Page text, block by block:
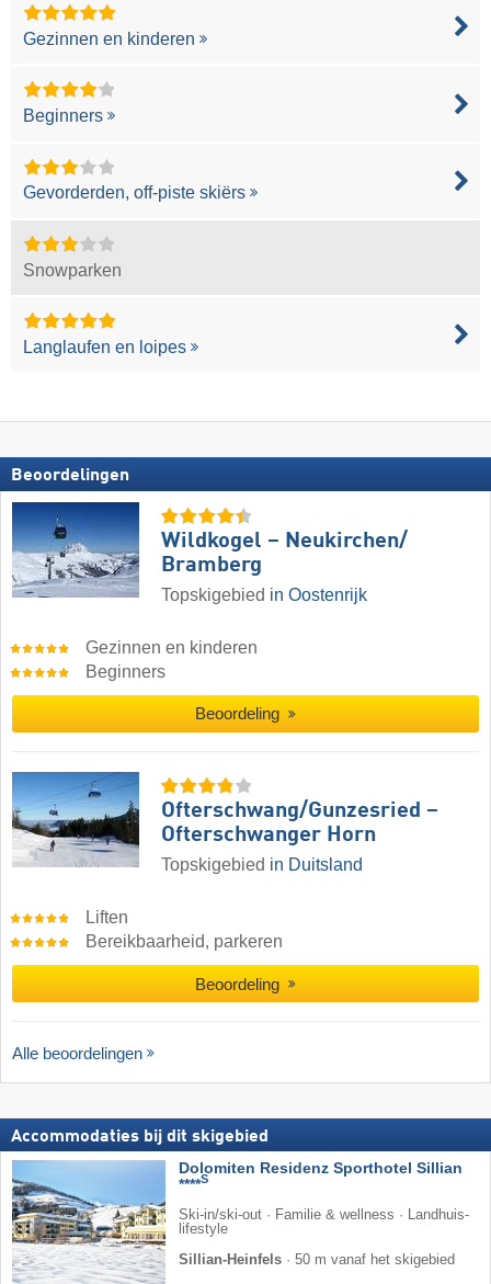
Gezinnen en kinderen
Beginners
Gevorderden, off-piste skiërs
Snowparken
Langlaufen en loipes
Beoordelingen
Wildkogel – Neukirchen/​
Bramberg
Topskigebied in Oostenrijk
Gezinnen en kinderen
Beginners
Beoordeling
Ofterschwang/​Gunzesried –
Ofterschwanger Horn
Topskigebied in Duitsland
Liften
Bereikbaarheid, parkeren
Beoordeling
Alle beoordelingen
Accommodaties bij dit skigebied
Dolomiten Residenz Sporthotel Sillian
****S
Ski-in/ski-out · Familie & wellness · Landhuis-
lifestyle
Sillian-Heinfels · 50 m vanaf het skigebied